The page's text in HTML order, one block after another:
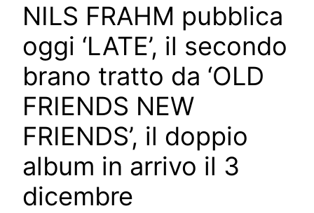
NILS FRAHM pubblica
oggi ‘LATE’, il secondo
brano tratto da ‘OLD
FRIENDS NEW
FRIENDS’, il doppio
album in arrivo il 3
dicembre